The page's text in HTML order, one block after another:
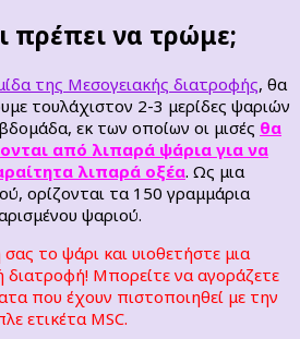
πρέπει να τρώμε;
της Μεσογειακής διατροφής, θα
τουλάχιστον 2-3 μερίδες ψαριών
εκ των οποίων οι μισές θα
από λιπαρά ψάρια για να
λιπαρά οξέα. Ως μια
ορίζονται τα 150 γραμμάρια
ψαριού.
το ψάρι και υιοθετήστε μια
διατροφή! Μπορείτε να αγοράζετε
που έχουν πιστοποιηθεί με την
ετικέτα MSC.